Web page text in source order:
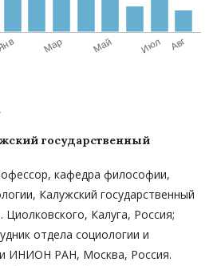
государственный
кафедра философии,
Калужский государственный
Циолковского, Калуга, Россия;
отдела социологии и
ИНИОН РАН, Москва, Россия.